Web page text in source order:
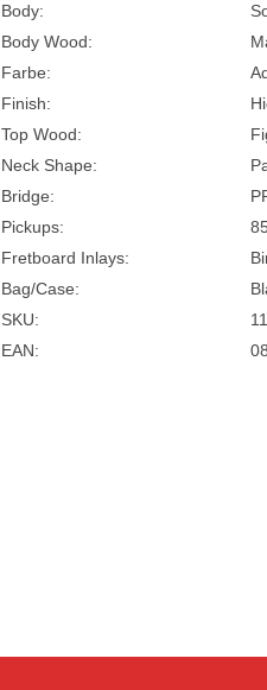
Body:
Body Wood:
Farbe:
Finish:
Top Wood:
Neck Shape:
Bridge:
Pickups:
Fretboard Inlays:
Bag/Case:
SKU:
EAN: